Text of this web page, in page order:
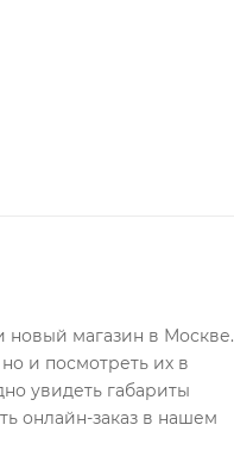
магазин в Москве.
и посмотреть их в
увидеть габариты
онлайн-заказ в нашем